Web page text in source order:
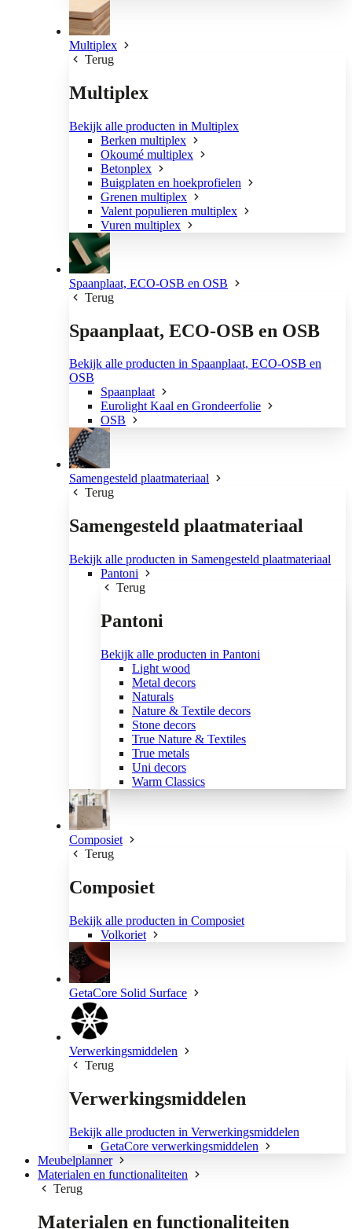
Multiplex
Terug
Multiplex
Bekijk alle producten in Multiplex
Berken multiplex
Okoumé multiplex
Betonplex
Buigplaten en hoekprofielen
Grenen multiplex
Valent populieren multiplex
Vuren multiplex
Spaanplaat, ECO-OSB en OSB
Terug
Spaanplaat, ECO-OSB en OSB
Bekijk alle producten in Spaanplaat, ECO-OSB en
OSB
Spaanplaat
Eurolight Kaal en Grondeerfolie
OSB
Samengesteld plaatmateriaal
Terug
Samengesteld plaatmateriaal
Bekijk alle producten in Samengesteld plaatmateriaal
Pantoni
Terug
Pantoni
Bekijk alle producten in Pantoni
Light wood
Metal decors
Naturals
Nature & Textile decors
Stone decors
True Nature & Textiles
True metals
Uni decors
Warm Classics
Composiet
Terug
Composiet
Bekijk alle producten in Composiet
Volkoriet
GetaCore Solid Surface
Verwerkingsmiddelen
Terug
Verwerkingsmiddelen
Bekijk alle producten in Verwerkingsmiddelen
GetaCore verwerkingsmiddelen
Meubelplanner
Materialen en functionaliteiten
Terug
Materialen en functionaliteiten